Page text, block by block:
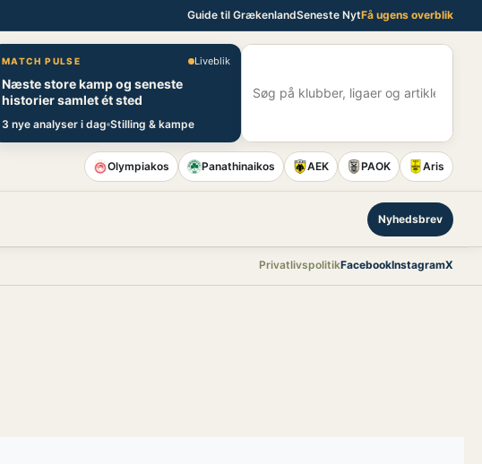
Guide til GrækenlandSeneste NytFå ugens overblik
MATCH PULSE Liveblik
Næste store kamp og seneste
historier samlet ét sted
3 nye analyser i dag Stilling & kampe
Olympiakos Panathinaikos AEK PAOK Aris
Nyhedsbrev
PrivatlivspolitikFacebookInstagramX